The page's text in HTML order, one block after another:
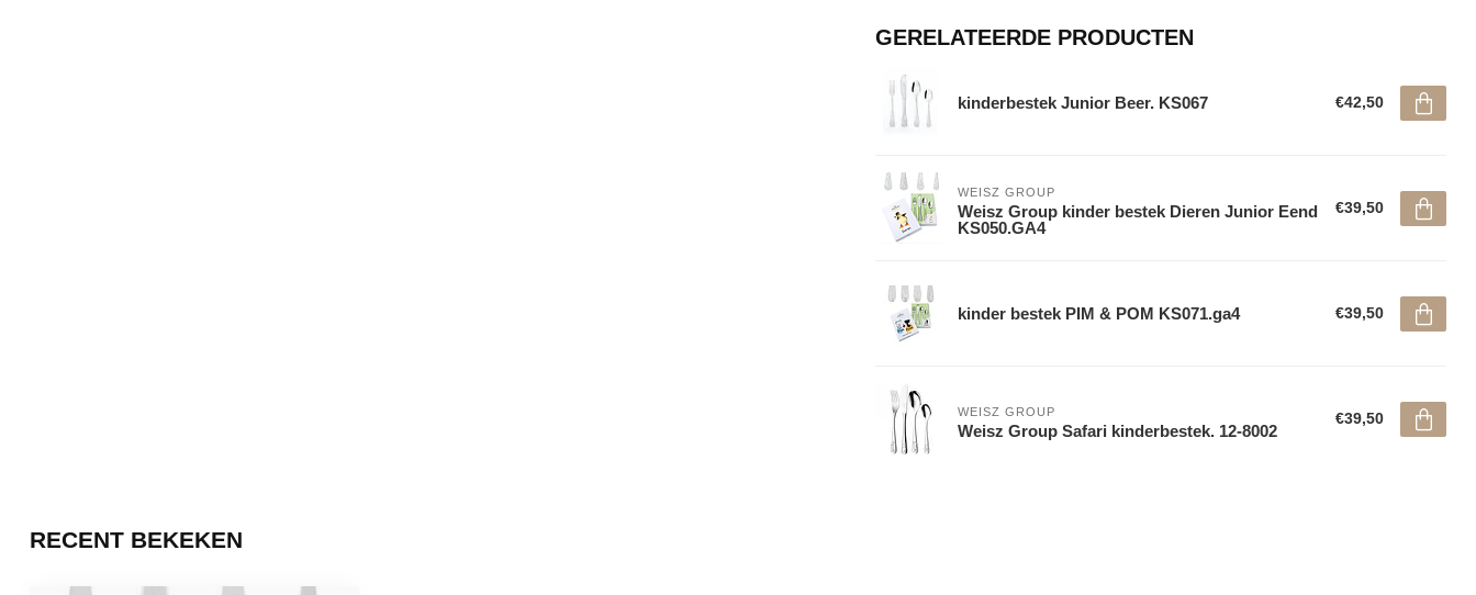
GERELATEERDE PRODUCTEN
kinderbestek Junior Beer. KS067 €42,50
WEISZ GROUP
Weisz Group kinder bestek Dieren Junior Eend
KS050.GA4
€39,50
kinder bestek PIM & POM KS071.ga4 €39,50
WEISZ GROUP
Weisz Group Safari kinderbestek. 12-8002
€39,50
RECENT BEKEKEN